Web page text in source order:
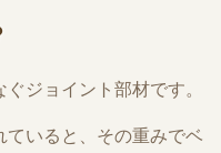
ジョイント部材です。
いると、その重みでベ